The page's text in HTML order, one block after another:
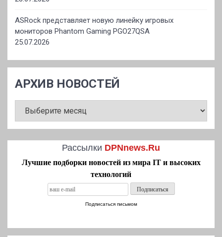
ASRock представляет новую линейку игровых
мониторов Phantom Gaming PGO27QSA
25.07.2026
АРХИВ НОВОСТЕЙ
НОВОСТЕЙ
Рассылки DPNnews.Ru
Лучшие подборки новостей из мира IT и высоких
технологий
Подписаться письмом